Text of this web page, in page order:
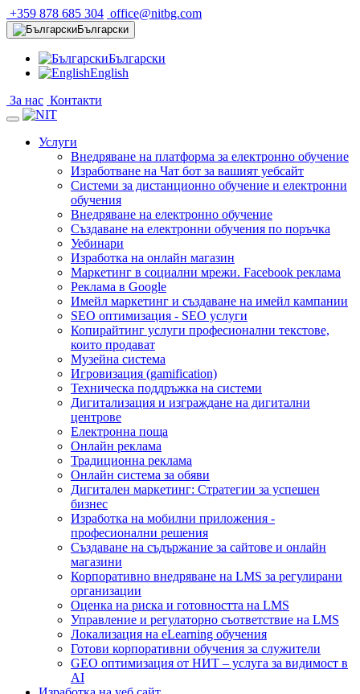
+359 878 685 304 office@nitbg.com
Български
Български
English
За нас Контакти
Услуги
Внедряване на платформа за електронно обучение
Изработване на Чат бот за вашият уебсайт
Системи за дистанционно обучение и електронни
обучения
Внедряване на електронно обучение
Създаване на електронни обучения по поръчка
Уебинари
Изработка на онлайн магазин
Маркетинг в социални мрежи. Facebook реклама
Реклама в Google
Имейл маркетинг и създаване на имейл кампании
SEO оптимизация - SEO услуги
Копирайтинг услуги професионални текстове,
които продават
Музейна система
Игровизация (gamification)
Техническа поддръжка на системи
Дигитализация и изграждане на дигитални
центрове
Електронна поща
Онлайн реклама
Традиционна реклама
Онлайн система за обяви
Дигитален маркетинг: Стратегии за успешен
бизнес
Изработка на мобилни приложения -
професионални решения
Създаване на съдържание за сайтове и онлайн
магазини
Корпоративно внедряване на LMS за регулирани
организации
Оценка на риска и готовността на LMS
Управление и регулаторно съответствие на LMS
Локализация на eLearning обучения
Готови корпоративни обучения за служители
GEO оптимизация от НИТ – услуга за видимост в
AI